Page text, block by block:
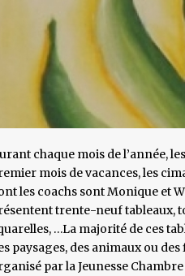
chaque mois de l’année,
mois de vacances, les
les coachs sont Monique et
trente-neuf tableaux,
…La majorité de ces
paysages, des animaux ou
par la Jeunesse